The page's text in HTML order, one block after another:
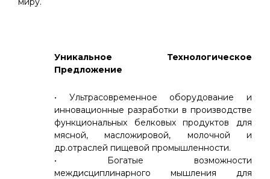
Уникальное Технологическое
Предложение
• Ультрасовременное оборудование и
инновационные разработки в производстве
функциональных белковых продуктов для
мясной, масложировой, молочной и
др.отраслей пищевой промышленности.
• Богатые возможности
междисциплинарного мышления для